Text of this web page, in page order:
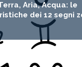
Aria, Acqua: le
dei 12 segni